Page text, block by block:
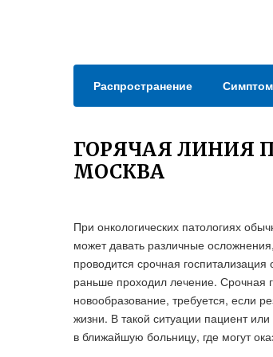
Распространение
ГОРЯЧАЯ ЛИНИЯ
МОСКВА
При онкологических патологиях
может давать различные
проводится срочная
раньше проходил лечение. Срочная
новообразование, требуется, если
жизни. В такой ситуации пациент
в ближайшую больницу, где могут